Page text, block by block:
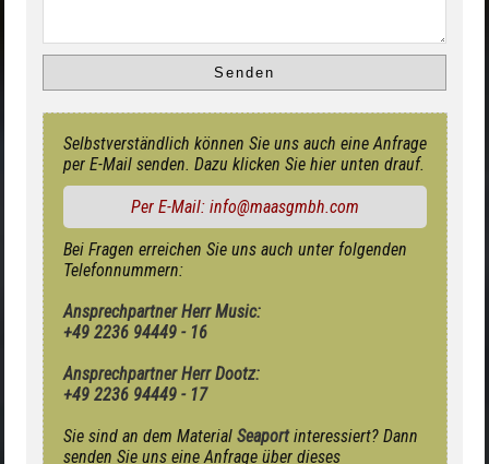
Selbstverständlich können Sie uns auch eine Anfrage
per E-Mail senden. Dazu klicken Sie hier unten drauf.
Per E-Mail: info@maasgmbh.com
Bei Fragen erreichen Sie uns auch unter folgenden
Telefonnummern:
Ansprechpartner Herr Music:
+49 2236 94449 - 16
Ansprechpartner Herr Dootz:
+49 2236 94449 - 17
Sie sind an dem Material Seaportinteressiert? Dann
senden Sie uns eine Anfrage über dieses